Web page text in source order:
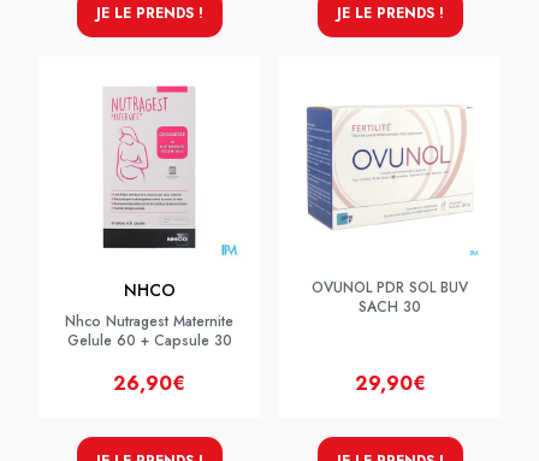
JE LE PRENDS ! JE LE PRENDS !
NHCO
Nhco Nutragest Maternite
Gelule 60 + Capsule 30
26,90€
OVUNOL PDR SOL BUV
SACH 30
29,90€